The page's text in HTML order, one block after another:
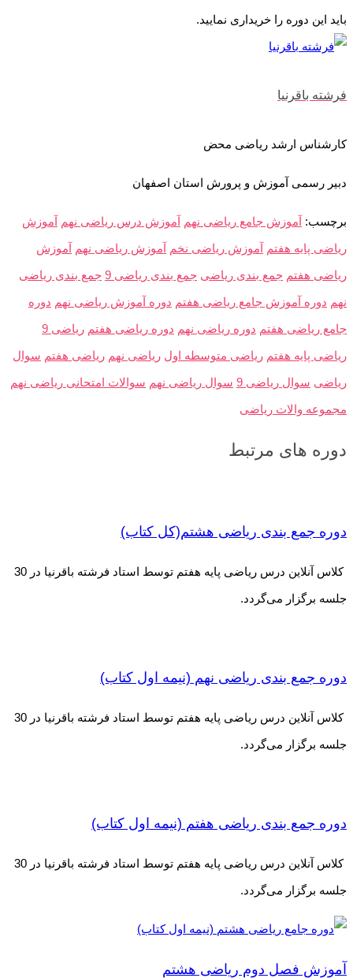
باید این دوره را خریداری نمایید.
فرشته باقرنیا
کارشناس ارشد ریاضی محض
دبیر رسمی آموزش و پرورش استان اصفهان
برچسب: آموزش جامع ریاضی نهم آموزش درس ریاضی نهم آموزش
ریاضی پایه هفتم آموزش ریاضی نخم آموزش ریاضی نهم آموزش
ریاضی هفتم جمع بندی ریاضی جمع بندی ریاضی 9
جمع بندی ریاضی
نهم دوره آموزش جامع ریاضی هفتم دوره آموزش ریاضی نهم دوره
جامع ریاضی هفتم دوره ریاضی نهم دوره ریاضی هفتم ریاضی 9
ریاضی پایه هفتم ریاضی متوسطه اول ریاضی نهم ریاضی هفتم سوال
ریاضی سوال ریاضی 9 سوال ریاضی نهم سوالات امتحانی ریاضی نهم
مجموعه والات ریاضی
دوره های مرتبط
دوره جمع بندی ریاضی هشتم(کل کتاب)
کلاس آنلاین درس ریاضی پایه هفتم توسط استاد فرشته باقرنیا در 30
جلسه برگزار می‌گردد.
دوره جمع بندی ریاضی نهم (نیمه اول کتاب)
کلاس آنلاین درس ریاضی پایه هفتم توسط استاد فرشته باقرنیا در 30
جلسه برگزار می‌گردد.
دوره جمع بندی ریاضی هفتم (نیمه اول کتاب)
کلاس آنلاین درس ریاضی پایه هفتم توسط استاد فرشته باقرنیا در 30
جلسه برگزار می‌گردد.
آموزش فصل دوم ریاضی هشتم